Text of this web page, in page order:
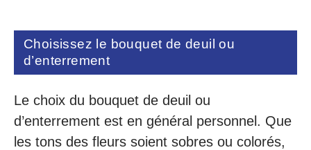
Choisissez le bouquet de deuil ou
d’enterrement
Le choix du bouquet de deuil ou
d’enterrement est en général personnel. Que
les tons des fleurs soient sobres ou colorés,